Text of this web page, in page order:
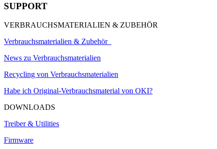
SUPPORT
VERBRAUCHSMATERIALIEN & ZUBEHÖR
Verbrauchsmaterialien & Zubehör
News zu Verbrauchsmaterialien
Recycling von Verbrauchsmaterialien
Habe ich Original-Verbrauchsmaterial von OKI?
DOWNLOADS
Treiber & Utilities
Firmware